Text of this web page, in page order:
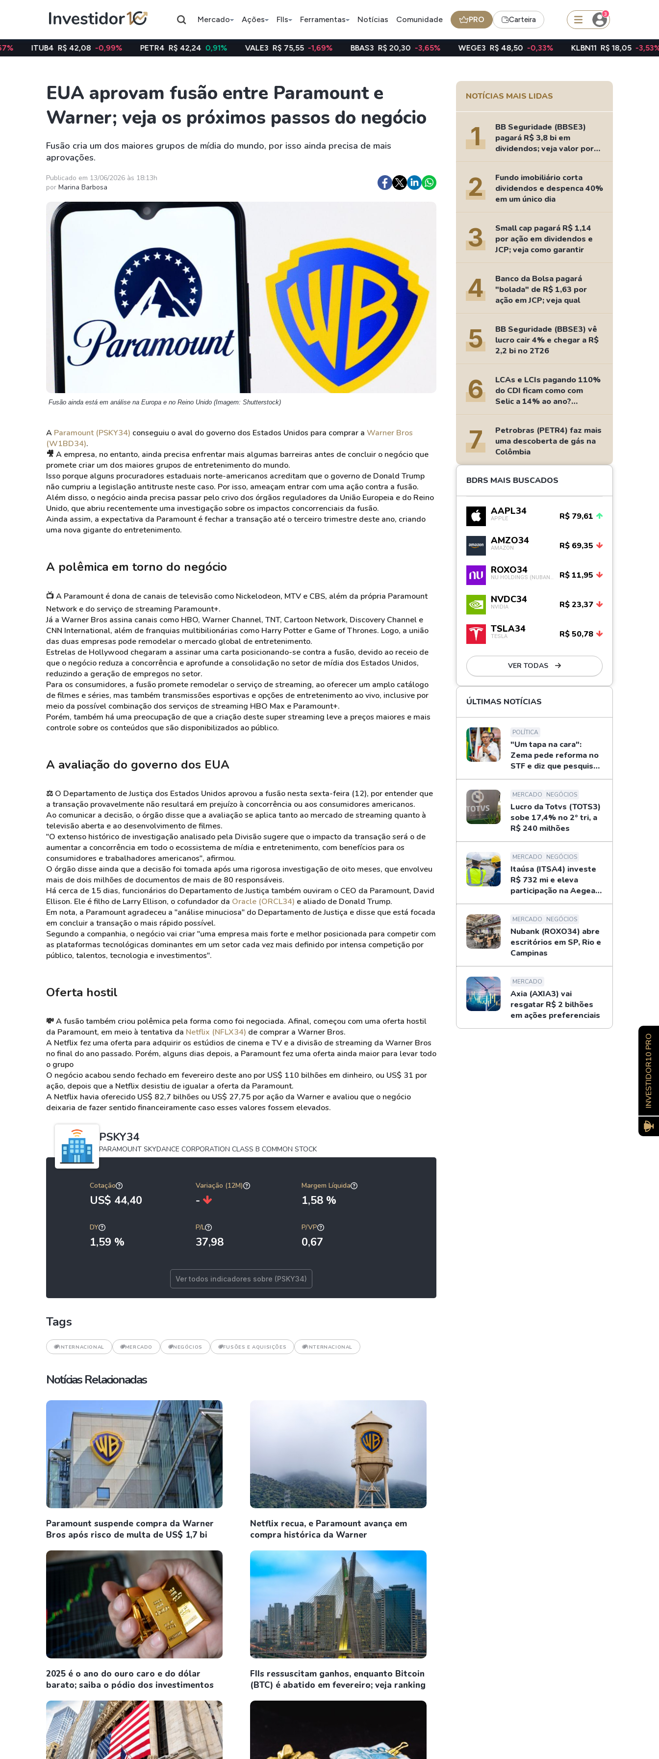
Mercado Ações FIIs Ferramentas Notícias Comunidade PRO Carteira
3
Assuntos do momento
Índice
Ibovespa
Índice
Selic
Índice
Bradesco
Ação
Petrobras
Ação
Axia TRXF11
Ações
Taesa
Itausa
Ambev
Weg
Klabin
Petrobrás
Ver todos
XPML11
HGLG11
XPLG11
KNCR11
SMAL11
HASH11
GOLD11
XINA11
Ver todos
Meta
Coca-Cola
Ver todos
Criptomoedas
Bitcoin
Ethereum
Ver todos
Ideias
Agenda de Dividendos
Radar do Dividendo Inteligente
As Ações Mais Buscadas
Guia do Iniciante
R$ 42,08 -0,99% PETR4 R$ 42,24 0,91% VALE3 R$ 75,55 -1,69% BBAS3 R$ 20,30 -3,65% WEGE3 R$ 48,50 -0,33% KLBN11 R$ 18,05 -3,53%
EUA aprovam fusão entre Paramount e
Warner; veja os próximos passos do negócio
Fusão cria um dos maiores grupos de mídia do mundo, por isso ainda precisa de mais
aprovações.
Publicado em 13/06/2026 às 18:13h
por Marina Barbosa
Fusão ainda está em análise na Europa e no Reino Unido (Imagem: Shutterstock)
A Paramount (PSKY34) conseguiu o aval do governo dos Estados Unidos para comprar a Warner Bros
(W1BD34).
🎥 A empresa, no entanto, ainda precisa enfrentar mais algumas barreiras antes de concluir o negócio que
promete criar um dos maiores grupos de entretenimento do mundo.
Isso porque alguns procuradores estaduais norte-americanos acreditam que o governo de Donald Trump
não cumpriu a legislação antitruste neste caso. Por isso, ameaçam entrar com uma ação contra a fusão.
Além disso, o negócio ainda precisa passar pelo crivo dos órgãos reguladores da União Europeia e do Reino
Unido, que abriu recentemente uma investigação sobre os impactos concorrenciais da fusão.
Ainda assim, a expectativa da Paramount é fechar a transação até o terceiro trimestre deste ano, criando
uma nova gigante do entretenimento.
A polêmica em torno do negócio
📺 A Paramount é dona de canais de televisão como Nickelodeon, MTV e CBS, além da própria Paramount
Network e do serviço de streaming Paramount+.
Já a Warner Bros assina canais como HBO, Warner Channel, TNT, Cartoon Network, Discovery Channel e
CNN International, além de franquias multibilionárias como Harry Potter e Game of Thrones. Logo, a união
das duas empresas pode remodelar o mercado global de entretenimento.
Estrelas de Hollywood chegaram a assinar uma carta posicionando-se contra a fusão, devido ao receio de
que o negócio reduza a concorrência e aprofunde a consolidação no setor de mídia dos Estados Unidos,
reduzindo a geração de empregos no setor.
Para os consumidores, a fusão promete remodelar o serviço de streaming, ao oferecer um amplo catálogo
de filmes e séries, mas também transmissões esportivas e opções de entretenimento ao vivo, inclusive por
meio da possível combinação dos serviços de streaming HBO Max e ​Paramount+.
Porém, também há uma preocupação de que a criação deste super streaming leve a preços maiores e mais
controle sobre os conteúdos que são disponibilizados ao público.
A avaliação do governo dos EUA
⚖️ O Departamento de Justiça dos Estados Unidos aprovou a fusão nesta sexta-feira (12), por entender que
a transação provavelmente não resultará em prejuízo à concorrência ou aos consumidores americanos.
Ao comunicar a decisão, o órgão disse que a avaliação se aplica tanto ao mercado de streaming quanto à
televisão aberta e ao desenvolvimento de filmes.
"O extenso histórico de investigação analisado pela Divisão sugere que o impacto da transação será o de
aumentar a concorrência em todo o ecossistema de mídia e entretenimento, com benefícios para os
consumidores e trabalhadores americanos", afirmou.
O órgão disse ainda que a decisão foi tomada após uma rigorosa investigação de oito meses, que envolveu
mais de dois milhões de documentos de mais de 80 responsáveis.
Há cerca de 15 dias, funcionários do Departamento de Justiça também ouviram o CEO da Paramount, David
Ellison. Ele é filho de Larry Ellison, o cofundador da Oracle (ORCL34) e aliado de Donald Trump.
Em nota, a Paramount agradeceu a "análise minuciosa" do Departamento de Justiça e disse que está focada
em concluir a transação o mais rápido possível.
Segundo a companhia, o negócio vai criar "uma empresa mais forte e melhor posicionada para competir com
as plataformas tecnológicas dominantes em um setor cada vez mais definido por intensa competição por
público, talentos, tecnologia e investimentos".
Oferta hostil
💸 A fusão também criou polêmica pela forma como foi negociada. Afinal, começou com uma oferta hostil
da Paramount, em meio à tentativa da Netflix (NFLX34) de comprar a Warner Bros.
A Netflix fez uma oferta para adquirir os estúdios de cinema e TV e a divisão de streaming da Warner Bros
no final do ano passado. Porém, alguns dias depois, a Paramount fez uma oferta ainda maior para levar todo
o grupo
O negócio acabou sendo fechado em fevereiro deste ano por US$ 110 bilhões em dinheiro, ou US$ 31 por
ação, depois que a Netflix desistiu de igualar a oferta da Paramount.
A Netflix havia oferecido US$ 82,7 bilhões ou US$ 27,75 por ação da Warner e avaliou que o negócio
deixaria de fazer sentido financeiramente caso esses valores fossem elevados.
PSKY34
PARAMOUNT SKYDANCE CORPORATION CLASS B COMMON STOCK
Cotação
US$ 44,40
Variação (12M)
-
Margem Líquida
1,58 %
DY
1,59 %
P/L
37,98
P/VP
0,67
Ver todos indicadores sobre (PSKY34)
Tags
INTERNACIONAL MERCADO NEGÓCIOS FUSÕES E AQUISIÇÕES INTERNACIONAL
Notícias Relacionadas
Paramount suspende compra da Warner
Bros após risco de multa de US$ 1,7 bi
Netflix recua, e Paramount avança em
compra histórica da Warner
2025 é o ano do ouro caro e do dólar
barato; saiba o pódio dos investimentos
FIIs ressuscitam ganhos, enquanto Bitcoin
(BTC) é abatido em fevereiro; veja ranking
NOTÍCIAS MAIS LIDAS
1
BB Seguridade (BBSE3)
pagará R$ 3,8 bi em
dividendos; veja valor por
ação
2
Fundo imobiliário corta
dividendos e despenca 40%
em um único dia
3
Small cap pagará R$ 1,14
por ação em dividendos e
JCP; veja como garantir
4
Banco da Bolsa pagará
"bolada" de R$ 1,63 por
ação em JCP; veja qual
5
BB Seguridade (BBSE3) vê
lucro cair 4% e chegar a R$
2,2 bi no 2T26
6
LCAs e LCIs pagando 110%
do CDI ficam como com
Selic a 14% ao ano?
Fizemos as contas
7
Petrobras (PETR4) faz mais
uma descoberta de gás na
Colômbia
BDRS MAIS BUSCADOS
AAPL34
APPLE R$ 79,61
AMZO34
AMAZON R$ 69,35
ROXO34 R$ 11,95
NVDC34
NVIDIA R$ 23,37
TSLA34
TESLA R$ 50,78
VER TODAS
ÚLTIMAS NOTÍCIAS
POLÍTICA
"Um tapa na cara":
Zema pede reforma no
STF e diz que pesquisas
não definem eleições
MERCADO NEGÓCIOS
Lucro da Totvs (TOTS3)
sobe 17,4% no 2º tri, a
R$ 240 milhões
MERCADO NEGÓCIOS
Itaúsa (ITSA4) investe
R$ 732 mi e eleva
participação na Aegea
para 14%
MERCADO NEGÓCIOS
Nubank (ROXO34) abre
escritórios em SP, Rio e
Campinas
MERCADO
Axia (AXIA3) vai
resgatar R$ 2 bilhões
em ações preferenciais
INVESTIDOR10 PRO